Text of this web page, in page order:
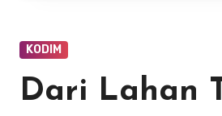
KODIM
Dari Lahan